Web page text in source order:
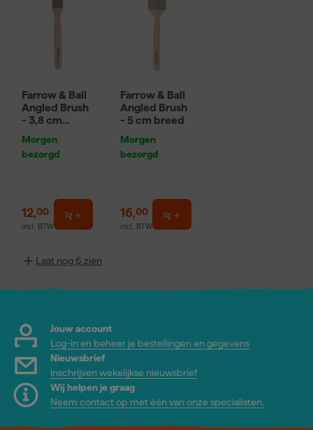
Farrow & Ball
Angled Brush
- 3,8 cm
Morgen
bezorgd
12,00
incl. BTW
Farrow & Ball
Angled Brush
- 5 cm breed
Morgen
bezorgd
16,00
incl. BTW
Laat nog 6 zien
Jouw account
Log-in en beheer je bestellingen en gegevens
Nieuwsbrief
Inschrijven wekelijkse nieuwsbrief
Wij helpen je graag
Neem contact op met één van onze specialisten.